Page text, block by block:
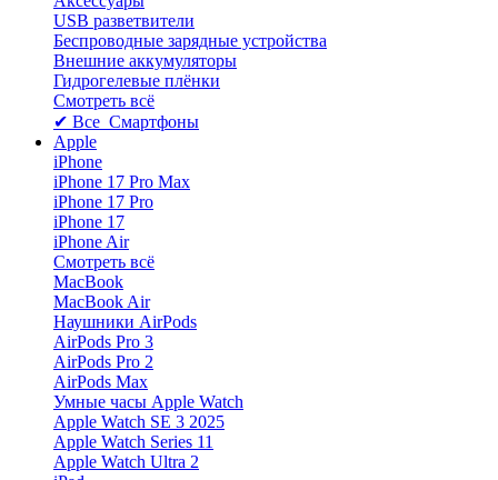
USB разветвители
Беспроводные зарядные устройства
Внешние аккумуляторы
Гидрогелевые плёнки
Смотреть всё
✔ Все Смартфоны
Apple
iPhone
iPhone 17 Pro Max
iPhone 17 Pro
iPhone 17
iPhone Air
Смотреть всё
MacBook
MacBook Air
Наушники AirPods
AirPods Pro 3
AirPods Pro 2
AirPods Max
Умные часы Apple Watch
Apple Watch SE 3 2025
Apple Watch Series 11
Apple Watch Ultra 2